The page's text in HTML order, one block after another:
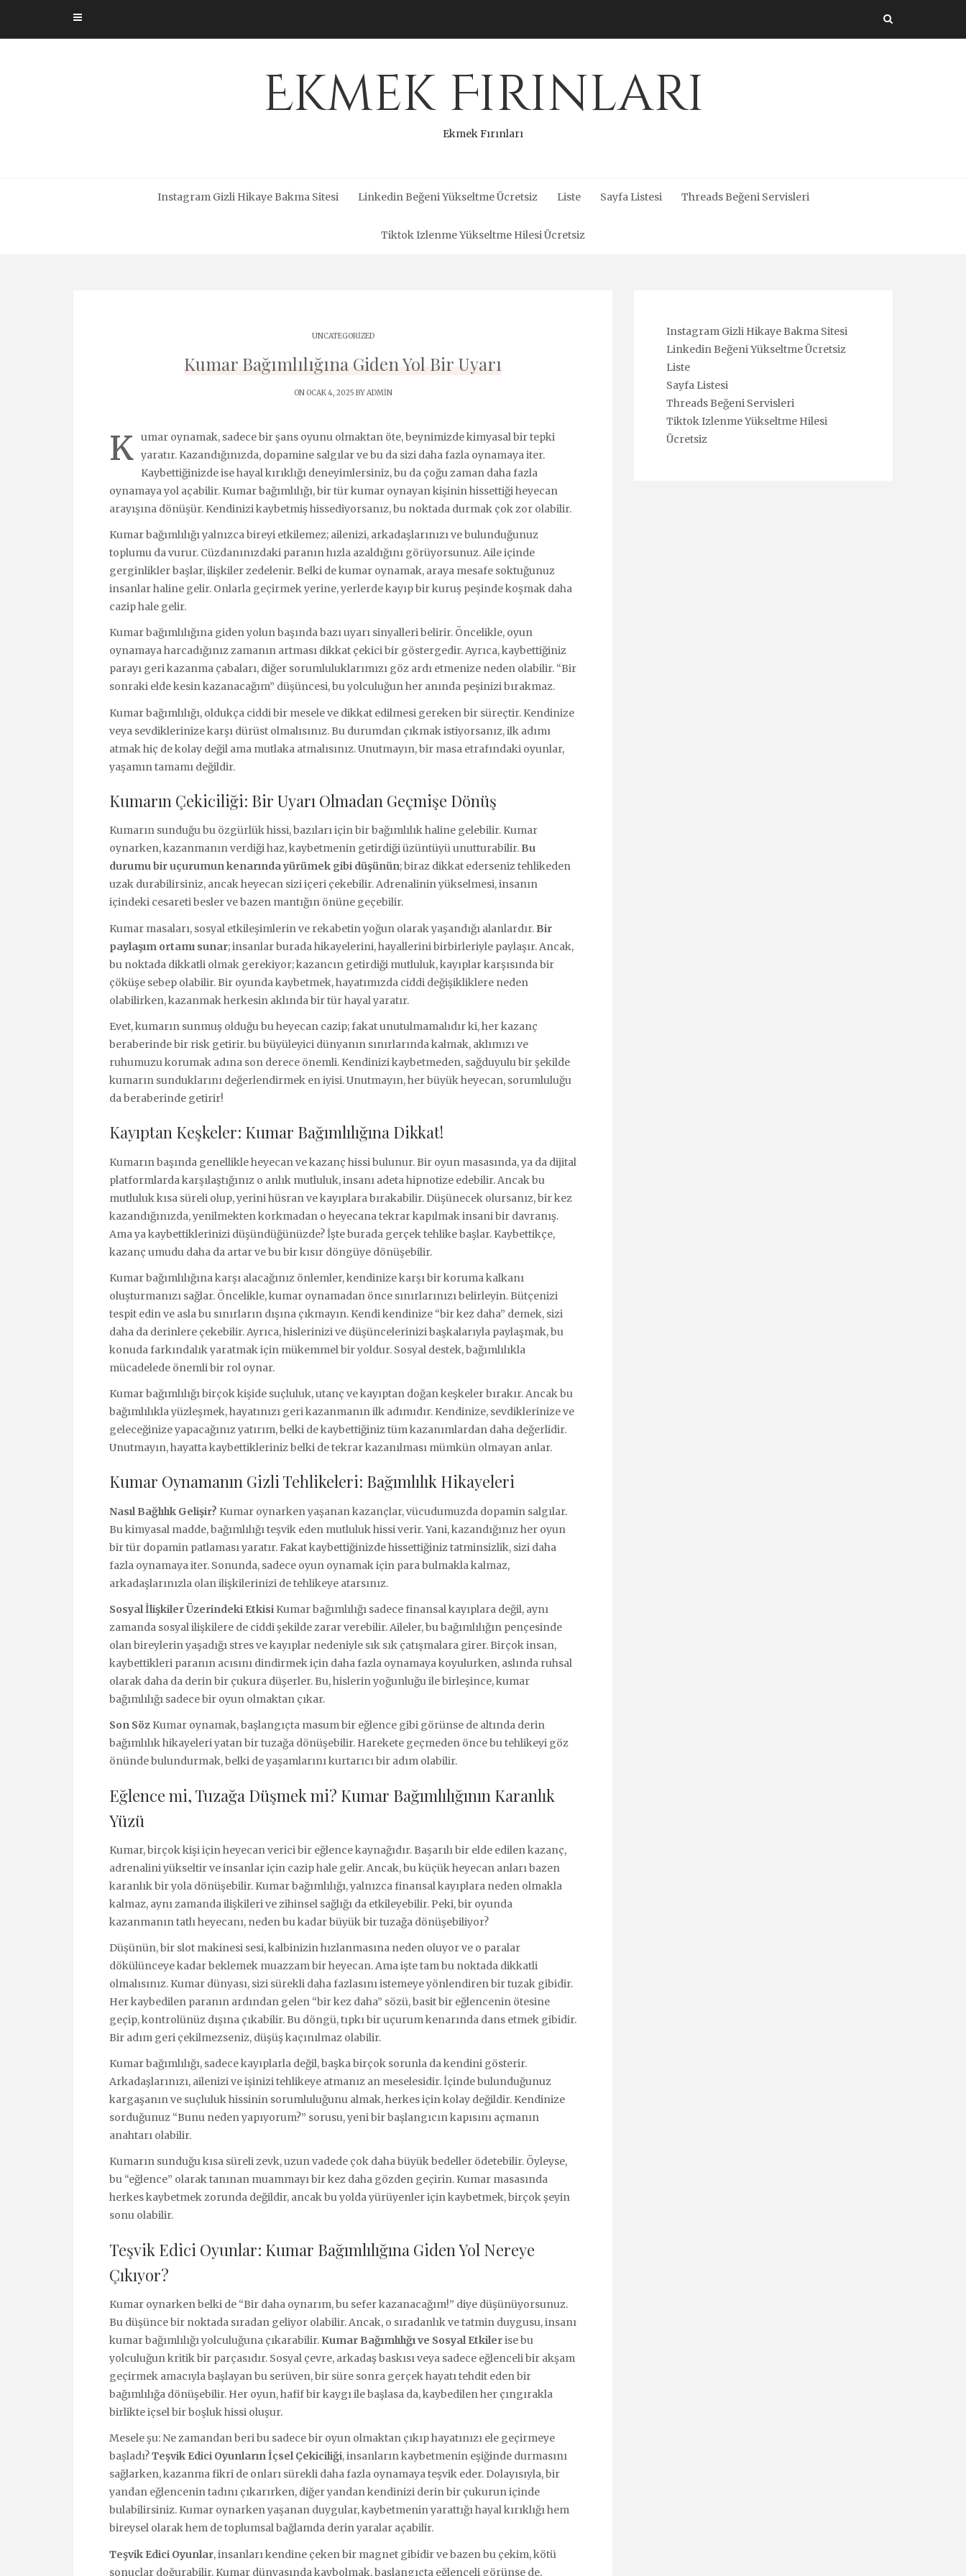
content
Ekmek Fırınları
Ekmek Fırınları
Instagram Gizli Hikaye Bakma Sitesi Linkedin Beğeni Yükseltme Ücretsiz Liste Sayfa Listesi Threads Beğeni Servisleri
Tiktok Izlenme Yükseltme Hilesi Ücretsiz
UNCATEGORIZED
Kumar Bağımlılığına Giden Yol Bir Uyarı
ON OCAK 4, 2025 BYADMIN
K umar oynamak, sadece bir şans oyunu olmaktan öte, beynimizde kimyasal bir tepki
yaratır. Kazandığınızda, dopamine salgılar ve bu da sizi daha fazla oynamaya iter.
Kaybettiğinizde ise hayal kırıklığı deneyimlersiniz, bu da çoğu zaman daha fazla
oynamaya yol açabilir. Kumar bağımlılığı, bir tür kumar oynayan kişinin hissettiği heyecan
arayışına dönüşür. Kendinizi kaybetmiş hissediyorsanız, bu noktada durmak çok zor olabilir.
Kumar bağımlılığı yalnızca bireyi etkilemez; ailenizi, arkadaşlarınızı ve bulunduğunuz
toplumu da vurur. Cüzdanınızdaki paranın hızla azaldığını görüyorsunuz. Aile içinde
gerginlikler başlar, ilişkiler zedelenir. Belki de kumar oynamak, araya mesafe soktuğunuz
insanlar haline gelir. Onlarla geçirmek yerine, yerlerde kayıp bir kuruş peşinde koşmak daha
cazip hale gelir.
Kumar bağımlılığına giden yolun başında bazı uyarı sinyalleri belirir. Öncelikle, oyun
oynamaya harcadığınız zamanın artması dikkat çekici bir göstergedir. Ayrıca, kaybettiğiniz
parayı geri kazanma çabaları, diğer sorumluluklarımızı göz ardı etmenize neden olabilir. “Bir
sonraki elde kesin kazanacağım” düşüncesi, bu yolculuğun her anında peşinizi bırakmaz.
Kumar bağımlılığı, oldukça ciddi bir mesele ve dikkat edilmesi gereken bir süreçtir. Kendinize
veya sevdiklerinize karşı dürüst olmalısınız. Bu durumdan çıkmak istiyorsanız, ilk adımı
atmak hiç de kolay değil ama mutlaka atmalısınız. Unutmayın, bir masa etrafındaki oyunlar,
yaşamın tamamı değildir.
Kumarın Çekiciliği: Bir Uyarı Olmadan Geçmişe Dönüş
Kumarın sunduğu bu özgürlük hissi, bazıları için bir bağımlılık haline gelebilir. Kumar
oynarken, kazanmanın verdiği haz, kaybetmenin getirdiği üzüntüyü unutturabilir. Bu
durumu bir uçurumun kenarında yürümek gibi düşünün; biraz dikkat ederseniz tehlikeden
uzak durabilirsiniz, ancak heyecan sizi içeri çekebilir. Adrenalinin yükselmesi, insanın
içindeki cesareti besler ve bazen mantığın önüne geçebilir.
Kumar masaları, sosyal etkileşimlerin ve rekabetin yoğun olarak yaşandığı alanlardır. Bir
paylaşım ortamı sunar; insanlar burada hikayelerini, hayallerini birbirleriyle paylaşır. Ancak,
bu noktada dikkatli olmak gerekiyor; kazancın getirdiği mutluluk, kayıplar karşısında bir
çöküşe sebep olabilir. Bir oyunda kaybetmek, hayatımızda ciddi değişikliklere neden
olabilirken, kazanmak herkesin aklında bir tür hayal yaratır.
Evet, kumarın sunmuş olduğu bu heyecan cazip; fakat unutulmamalıdır ki, her kazanç
beraberinde bir risk getirir. bu büyüleyici dünyanın sınırlarında kalmak, aklımızı ve
ruhumuzu korumak adına son derece önemli. Kendinizi kaybetmeden, sağduyulu bir şekilde
kumarın sunduklarını değerlendirmek en iyisi. Unutmayın, her büyük heyecan, sorumluluğu
da beraberinde getirir!
Kayıptan Keşkeler: Kumar Bağımlılığına Dikkat!
Kumarın başında genellikle heyecan ve kazanç hissi bulunur. Bir oyun masasında, ya da dijital
platformlarda karşılaştığınız o anlık mutluluk, insanı adeta hipnotize edebilir. Ancak bu
mutluluk kısa süreli olup, yerini hüsran ve kayıplara bırakabilir. Düşünecek olursanız, bir kez
kazandığınızda, yenilmekten korkmadan o heyecana tekrar kapılmak insani bir davranış.
Ama ya kaybettiklerinizi düşündüğünüzde? İşte burada gerçek tehlike başlar. Kaybettikçe,
kazanç umudu daha da artar ve bu bir kısır döngüye dönüşebilir.
Kumar bağımlılığına karşı alacağınız önlemler, kendinize karşı bir koruma kalkanı
oluşturmanızı sağlar. Öncelikle, kumar oynamadan önce sınırlarınızı belirleyin. Bütçenizi
tespit edin ve asla bu sınırların dışına çıkmayın. Kendi kendinize “bir kez daha” demek, sizi
daha da derinlere çekebilir. Ayrıca, hislerinizi ve düşüncelerinizi başkalarıyla paylaşmak, bu
konuda farkındalık yaratmak için mükemmel bir yoldur. Sosyal destek, bağımlılıkla
mücadelede önemli bir rol oynar.
Kumar bağımlılığı birçok kişide suçluluk, utanç ve kayıptan doğan keşkeler bırakır. Ancak bu
bağımlılıkla yüzleşmek, hayatınızı geri kazanmanın ilk adımıdır. Kendinize, sevdiklerinize ve
geleceğinize yapacağınız yatırım, belki de kaybettiğiniz tüm kazanımlardan daha değerlidir.
Unutmayın, hayatta kaybettikleriniz belki de tekrar kazanılması mümkün olmayan anlar.
Kumar Oynamanın Gizli Tehlikeleri: Bağımlılık Hikayeleri
Nasıl Bağlılık Gelişir? Kumar oynarken yaşanan kazançlar, vücudumuzda dopamin salgılar.
Bu kimyasal madde, bağımlılığı teşvik eden mutluluk hissi verir. Yani, kazandığınız her oyun
bir tür dopamin patlaması yaratır. Fakat kaybettiğinizde hissettiğiniz tatminsizlik, sizi daha
fazla oynamaya iter. Sonunda, sadece oyun oynamak için para bulmakla kalmaz,
arkadaşlarınızla olan ilişkilerinizi de tehlikeye atarsınız.
Sosyal İlişkiler Üzerindeki Etkisi Kumar bağımlılığı sadece finansal kayıplara değil, aynı
zamanda sosyal ilişkilere de ciddi şekilde zarar verebilir. Aileler, bu bağımlılığın pençesinde
olan bireylerin yaşadığı stres ve kayıplar nedeniyle sık sık çatışmalara girer. Birçok insan,
kaybettikleri paranın acısını dindirmek için daha fazla oynamaya koyulurken, aslında ruhsal
olarak daha da derin bir çukura düşerler. Bu, hislerin yoğunluğu ile birleşince, kumar
bağımlılığı sadece bir oyun olmaktan çıkar.
Son Söz Kumar oynamak, başlangıçta masum bir eğlence gibi görünse de altında derin
bağımlılık hikayeleri yatan bir tuzağa dönüşebilir. Harekete geçmeden önce bu tehlikeyi göz
önünde bulundurmak, belki de yaşamlarını kurtarıcı bir adım olabilir.
Eğlence mi, Tuzağa Düşmek mi? Kumar Bağımlılığının Karanlık
Yüzü
Kumar, birçok kişi için heyecan verici bir eğlence kaynağıdır. Başarılı bir elde edilen kazanç,
adrenalini yükseltir ve insanlar için cazip hale gelir. Ancak, bu küçük heyecan anları bazen
karanlık bir yola dönüşebilir. Kumar bağımlılığı, yalnızca finansal kayıplara neden olmakla
kalmaz, aynı zamanda ilişkileri ve zihinsel sağlığı da etkileyebilir. Peki, bir oyunda
kazanmanın tatlı heyecanı, neden bu kadar büyük bir tuzağa dönüşebiliyor?
Düşünün, bir slot makinesi sesi, kalbinizin hızlanmasına neden oluyor ve o paralar
dökülünceye kadar beklemek muazzam bir heyecan. Ama işte tam bu noktada dikkatli
olmalısınız. Kumar dünyası, sizi sürekli daha fazlasını istemeye yönlendiren bir tuzak gibidir.
Her kaybedilen paranın ardından gelen “bir kez daha” sözü, basit bir eğlencenin ötesine
geçip, kontrolünüz dışına çıkabilir. Bu döngü, tıpkı bir uçurum kenarında dans etmek gibidir.
Bir adım geri çekilmezseniz, düşüş kaçınılmaz olabilir.
Kumar bağımlılığı, sadece kayıplarla değil, başka birçok sorunla da kendini gösterir.
Arkadaşlarınızı, ailenizi ve işinizi tehlikeye atmanız an meselesidir. İçinde bulunduğunuz
kargaşanın ve suçluluk hissinin sorumluluğunu almak, herkes için kolay değildir. Kendinize
sorduğunuz “Bunu neden yapıyorum?” sorusu, yeni bir başlangıcın kapısını açmanın
anahtarı olabilir.
Kumarın sunduğu kısa süreli zevk, uzun vadede çok daha büyük bedeller ödetebilir. Öyleyse,
bu “eğlence” olarak tanınan muammayı bir kez daha gözden geçirin. Kumar masasında
herkes kaybetmek zorunda değildir, ancak bu yolda yürüyenler için kaybetmek, birçok şeyin
sonu olabilir.
Teşvik Edici Oyunlar: Kumar Bağımlılığına Giden Yol Nereye
Çıkıyor?
Kumar oynarken belki de “Bir daha oynarım, bu sefer kazanacağım!” diye düşünüyorsunuz.
Bu düşünce bir noktada sıradan geliyor olabilir. Ancak, o sıradanlık ve tatmin duygusu, insanı
kumar bağımlılığı yolculuğuna çıkarabilir. Kumar Bağımlılığı ve Sosyal Etkilerise bu
yolculuğun kritik bir parçasıdır. Sosyal çevre, arkadaş baskısı veya sadece eğlenceli bir akşam
geçirmek amacıyla başlayan bu serüven, bir süre sonra gerçek hayatı tehdit eden bir
bağımlılığa dönüşebilir. Her oyun, hafif bir kaygı ile başlasa da, kaybedilen her çıngırakla
birlikte içsel bir boşluk hissi oluşur.
Mesele şu: Ne zamandan beri bu sadece bir oyun olmaktan çıkıp hayatınızı ele geçirmeye
başladı?Teşvik Edici Oyunların İçsel Çekiciliği, insanların kaybetmenin eşiğinde durmasını
sağlarken, kazanma fikri de onları sürekli daha fazla oynamaya teşvik eder. Dolayısıyla, bir
yandan eğlencenin tadını çıkarırken, diğer yandan kendinizi derin bir çukurun içinde
bulabilirsiniz. Kumar oynarken yaşanan duygular, kaybetmenin yarattığı hayal kırıklığı hem
bireysel olarak hem de toplumsal bağlamda derin yaralar açabilir.
Teşvik Edici Oyunlar, insanları kendine çeken bir magnet gibidir ve bazen bu çekim, kötü
sonuçlar doğurabilir. Kumar dünyasında kaybolmak, başlangıçta eğlenceli görünse de,
Instagram Gizli Hikaye Bakma Sitesi
Linkedin Beğeni Yükseltme Ücretsiz
Liste
Sayfa Listesi
Threads Beğeni Servisleri
Tiktok Izlenme Yükseltme Hilesi
Ücretsiz